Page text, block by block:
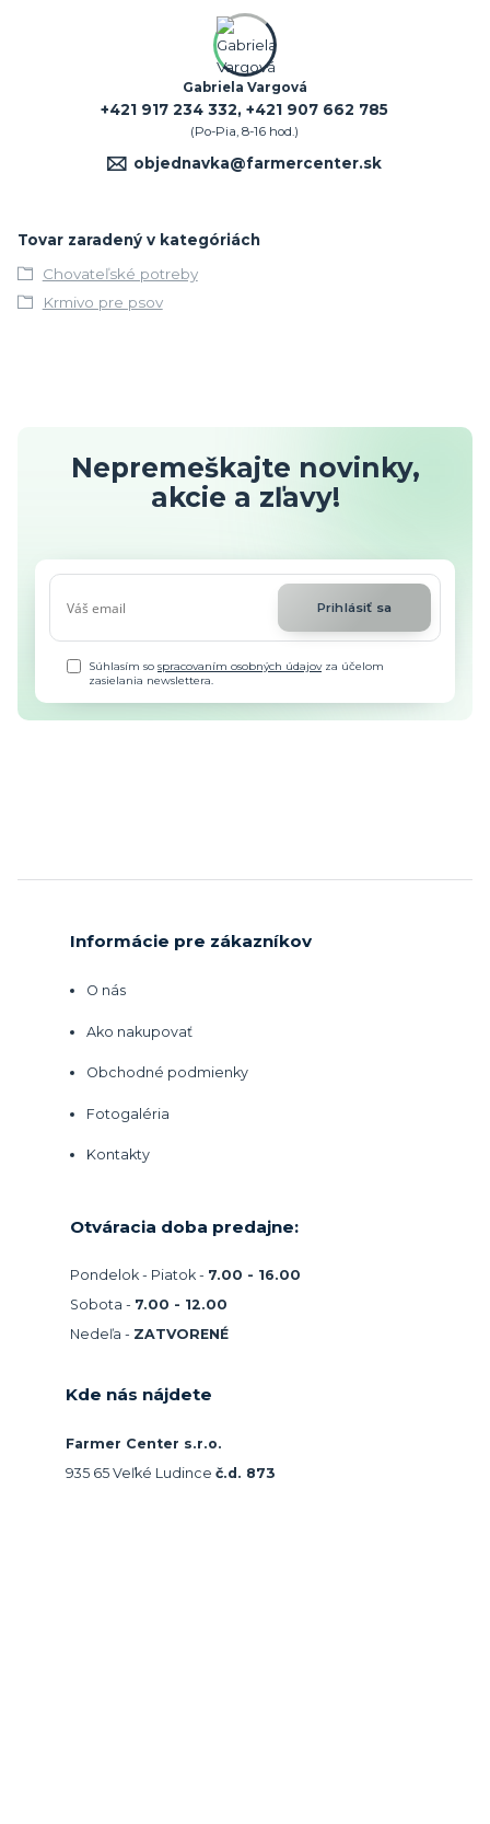
Gabriela Vargová
+421 917 234 332, +421 907 662 785
(Po-Pia, 8-16 hod.)
objednavka@farmercenter.sk
Tovar zaradený v kategóriách
Chovateľské potreby
Krmivo pre psov
Nepremeškajte novinky,
akcie a zľavy!
Prihlásiť sa
Súhlasím sospracovaním osobných údajovza účelom
zasielania newslettera.
Informácie pre zákazníkov
O nás
Ako nakupovať
Obchodné podmienky
Fotogaléria
Kontakty
Otváracia doba predajne:
Pondelok - Piatok - 7.00 - 16.00
Sobota - 7.00 - 12.00
Nedeľa - ZATVORENÉ
Kde nás nájdete
Farmer Center s.r.o.
935 65 Veľké Ludince č.d. 873